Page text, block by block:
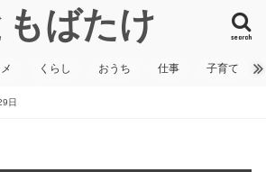
もばたけ search
くらし おうち 仕事 子育て
日